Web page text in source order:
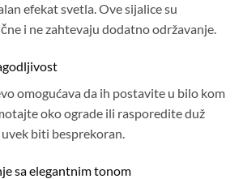
efekat svetla. Ove sijalice su
i ne zahtevaju dodatno održavanje.
omogućava da ih postavite u bilo kom
oko ograde ili rasporedite duž
biti besprekoran.
sa elegantnim tonom